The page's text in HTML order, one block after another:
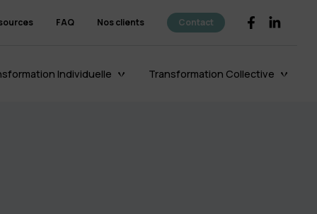
FAQ Nos clients Contact
Individuelle Transformation Collective